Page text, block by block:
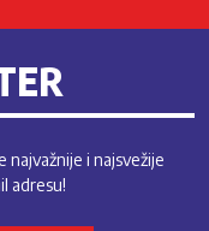
i najsvežije
adresu!